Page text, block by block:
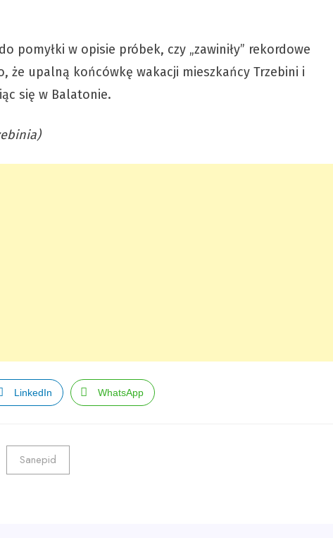
pomyłki w opisie próbek, czy „zawiniły” rekordowe
że upalną końcówkę wakacji mieszkańcy Trzebini i
się w Balatonie.
LinkedIn WhatsApp
Sanepid